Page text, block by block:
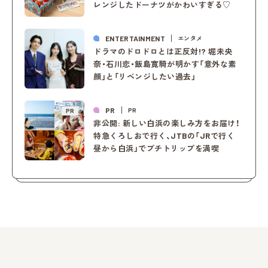
レンジしたドーナツがかわいすぎる♡
ENTERTAINMENT エンタメ
ドラマのドロドロとは正反対!? 堀未央
奈・石川恋・飯島寛騎が明かす「意外な素
顔」と「リベンジしたい過去」
PR PR PR
非公開: 新しい白浜の楽しみ方をお届け！
特急くろしおで行く、JTBの「JRで行く
昼から白浜」でプチトリップを満喫